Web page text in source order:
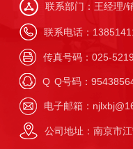
联系部门：王经理/
联系电话：
传真号码：025-
Q Q号码：
电子邮箱：
公司地址：南京市